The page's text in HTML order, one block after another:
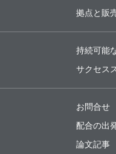
拠点と販
持続可能
サクセス
お問合せ
配合の出
論文記事